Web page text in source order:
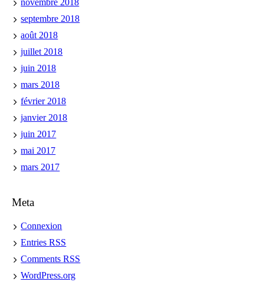
septembre 2018
août 2018
juillet 2018
juin 2018
mars 2018
février 2018
janvier 2018
juin 2017
mai 2017
mars 2017
Meta
Connexion
EntriesRSS
CommentsRSS
WordPress.org